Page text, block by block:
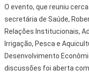
O evento, que reuniu
secretária de Saúde,
Relações Institucionais,
Irrigação, Pesca e
Desenvolvimento
discussões foi aberta